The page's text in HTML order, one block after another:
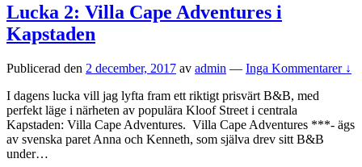
Lucka 2: Villa Cape Adventures i
Kapstaden
Publicerad den 2 december, 2017 av admin — Inga Kommentarer ↓
I dagens lucka vill jag lyfta fram ett riktigt prisvärt B&B, med
perfekt läge i närheten av populära Kloof Street i centrala
Kapstaden: Villa Cape Adventures. Villa Cape Adventures ***- ägs
av svenska paret Anna och Kenneth, som själva drev sitt B&B
under…